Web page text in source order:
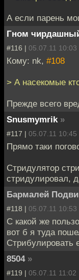
А если парень
Гном
#116 | 05.07.11 10:03
Кому: nk, #108
> А насекомые
Прежде всего
Snusmymrik »
#117 | 05.07.11 10:45
Прямо таки
Стридулятор
стридулировал,
Бармалей
#118 | 05.07.11 10:53
С какой же
вот б я туда
Стрибулировать
8504 »
#119 | 05.07.11 11:02